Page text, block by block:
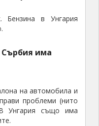
Бензина в Унгария
Сърбия има
на автомобила и
проблеми (нито
Унгария също има